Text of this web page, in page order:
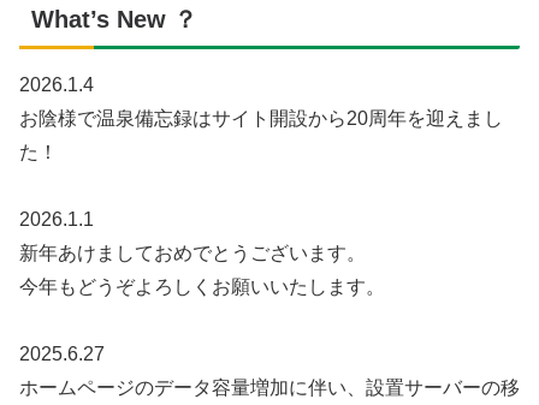
What’s New ？
2026.1.4
お陰様で温泉備忘録はサイト開設から20周年を迎えまし
た！
2026.1.1
新年あけましておめでとうございます。
今年もどうぞよろしくお願いいたします。
2025.6.27
ホームページのデータ容量増加に伴い、設置サーバーの移